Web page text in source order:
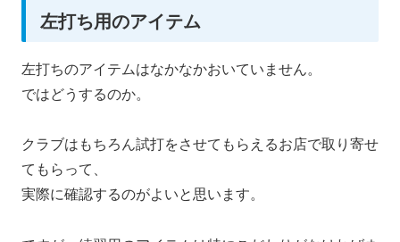
左打ち用のアイテム
左打ちのアイテムはなかなかおいていません。
ではどうするのか。
クラブはもちろん試打をさせてもらえるお店で取り寄せ
てもらって、
実際に確認するのがよいと思います。